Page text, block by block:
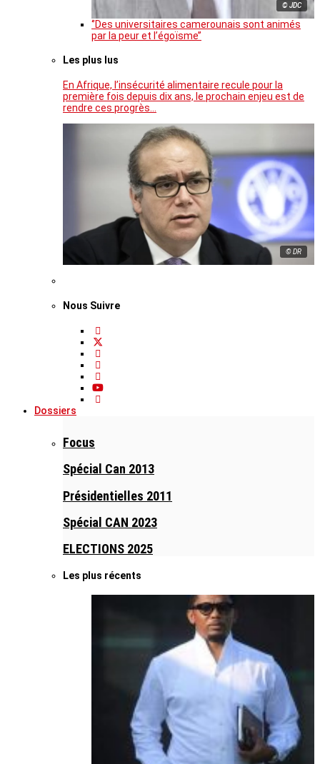
© JDC
‘’Des universitaires camerounais sont animés
par la peur et l’égoïsme’’
Les plus lus
En Afrique, l’insécurité alimentaire recule pour la
première fois depuis dix ans, le prochain enjeu est de
rendre ces progrès…
© DR
Nous Suivre
Dossiers
Focus
Spécial Can 2013
Présidentielles 2011
Spécial CAN 2023
ELECTIONS 2025
Les plus récents